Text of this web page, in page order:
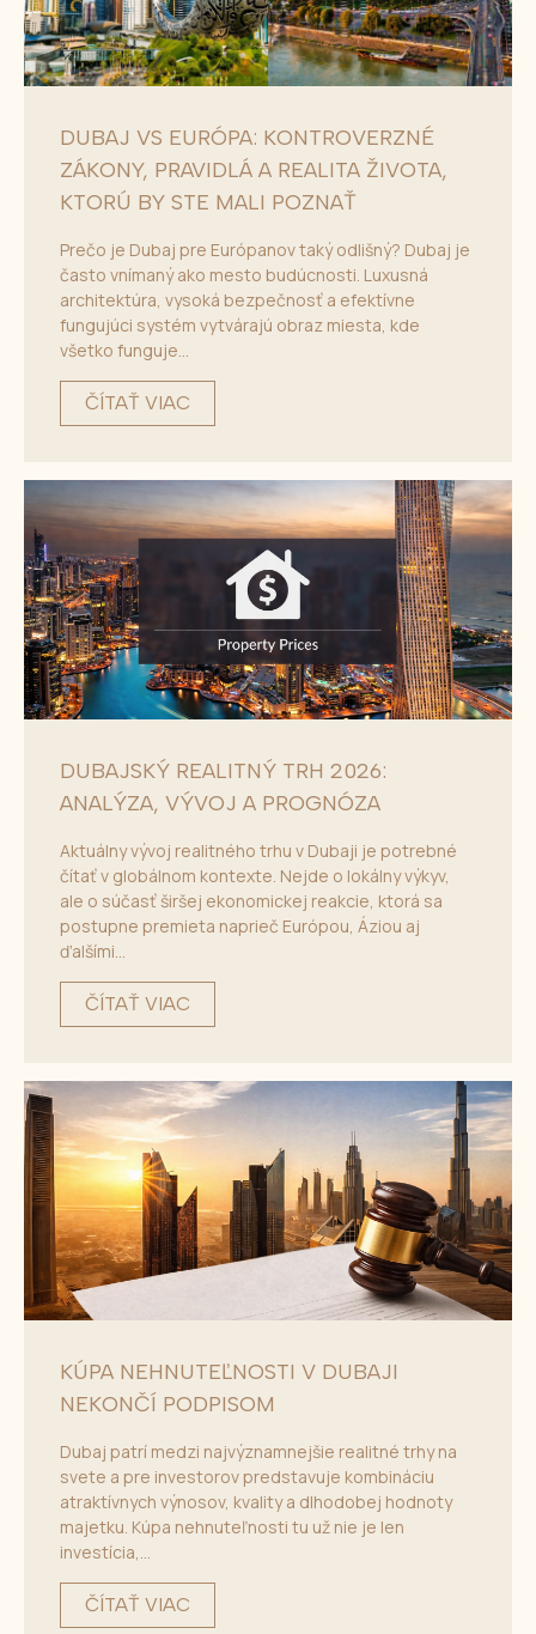
DUBAJ VS EURÓPA: KONTROVERZNÉ
ZÁKONY, PRAVIDLÁ A REALITA ŽIVOTA,
KTORÚ BY STE MALI POZNAŤ
Prečo je Dubaj pre Európanov taký odlišný? Dubaj je
často vnímaný ako mesto budúcnosti. Luxusná
architektúra, vysoká bezpečnosť a efektívne
fungujúci systém vytvárajú obraz miesta, kde
všetko funguje...
ČÍTAŤ VIAC
DUBAJSKÝ REALITNÝ TRH 2026:
ANALÝZA, VÝVOJ A PROGNÓZA
Aktuálny vývoj realitného trhu v Dubaji je potrebné
čítať v globálnom kontexte. Nejde o lokálny výkyv,
ale o súčasť širšej ekonomickej reakcie, ktorá sa
postupne premieta naprieč Európou, Áziou aj
ďalšími...
ČÍTAŤ VIAC
KÚPA NEHNUTEĽNOSTI V DUBAJI
NEKONČÍ PODPISOM
Dubaj patrí medzi najvýznamnejšie realitné trhy na
svete a pre investorov predstavuje kombináciu
atraktívnych výnosov, kvality a dlhodobej hodnoty
majetku. Kúpa nehnuteľnosti tu už nie je len
investícia,...
ČÍTAŤ VIAC